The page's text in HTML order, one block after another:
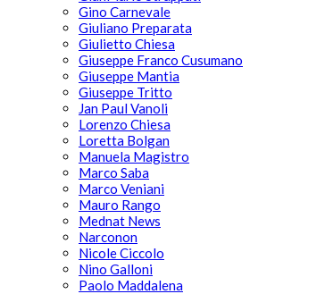
Gino Carnevale
Giuliano Preparata
Giulietto Chiesa
Giuseppe Franco Cusumano
Giuseppe Mantia
Giuseppe Tritto
Jan Paul Vanoli
Lorenzo Chiesa
Loretta Bolgan
Manuela Magistro
Marco Saba
Marco Veniani
Mauro Rango
Mednat News
Narconon
Nicole Ciccolo
Nino Galloni
Paolo Maddalena